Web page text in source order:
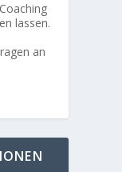
lassen.
an